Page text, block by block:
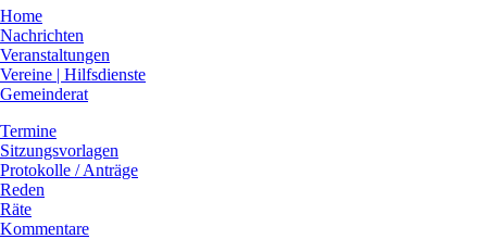
Home
Nachrichten
Veranstaltungen
Vereine | Hilfsdienste
Gemeinderat
Termine
Sitzungsvorlagen
Protokolle / Anträge
Reden
Räte
Kommentare